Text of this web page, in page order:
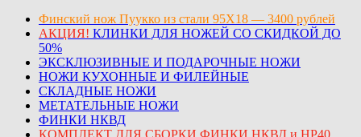
Финский нож Пуукко из стали 95Х18 — 3400 рублей
АКЦИЯ! КЛИНКИ ДЛЯ НОЖЕЙ СО СКИДКОЙ ДО
50%
ЭКСКЛЮЗИВНЫЕ И ПОДАРОЧНЫЕ НОЖИ
НОЖИ КУХОННЫЕ И ФИЛЕЙНЫЕ
СКЛАДНЫЕ НОЖИ
МЕТАТЕЛЬНЫЕ НОЖИ
ФИНКИ НКВД